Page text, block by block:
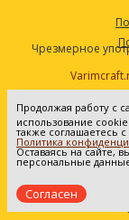
Чрезмерное
Сетевое
Федеральной
технологий и
запись ЭЛ No
Продолжая работу с
использование
также соглашаетесь
Политика
Оставаясь на сайте,
персональные
Согласен